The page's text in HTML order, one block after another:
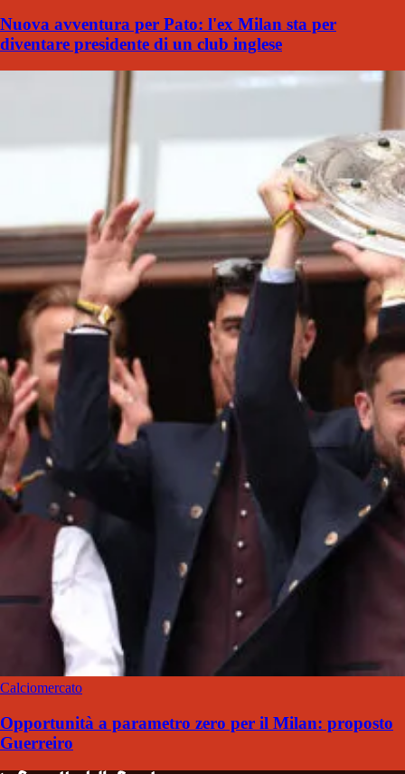
Nuova avventura per Pato: l'ex Milan sta per
diventare presidente di un club inglese
Calciomercato
Opportunità a parametro zero per il Milan: proposto
Guerreiro